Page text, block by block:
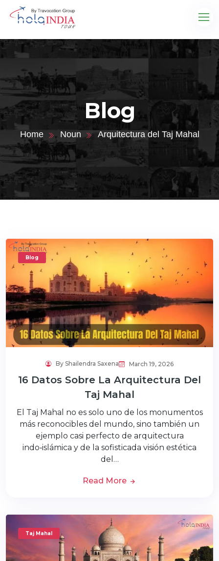
Blog
Home Noun Arquitectura del Taj Mahal
Blog
By Shailendra Saxena March 19, 2026
16 Datos Sobre La Arquitectura Del
Taj Mahal
El Taj Mahal no es solo uno de los monumentos
más reconocibles del mundo, sino también un
ejemplo casi perfecto de arquitectura
indo‑islámica y de la sofisticada visión estética
del…
Read More
Taj Mahal